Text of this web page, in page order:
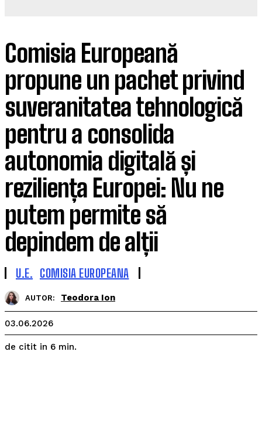
Comisia Europeană
propune un pachet privind
suveranitatea tehnologică
pentru a consolida
autonomia digitală și
reziliența Europei: Nu ne
putem permite să
depindem de alții
U.E. COMISIA EUROPEANA
AUTOR: Teodora Ion
03.06.2026
de citit in 6 min.